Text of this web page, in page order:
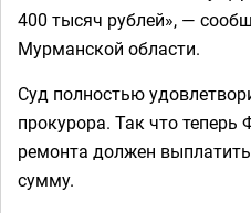
400 тысяч рублей», —
Мурманской области.
Суд полностью
прокурора. Так что теперь
ремонта должен
сумму.